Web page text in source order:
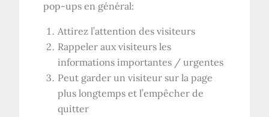
pop-ups en général:
Attirez l’attention des visiteurs
Rappeler aux visiteurs les
informations importantes / urgentes
Peut garder un visiteur sur la page
plus longtemps et l’empêcher de
quitter